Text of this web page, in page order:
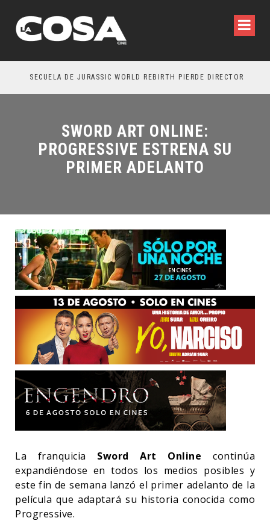
SECUELA DE JURASSIC WORLD REBIRTH PIERDE DIRECTOR
SWORD ART ONLINE:
PROGRESSIVE ESTRENA SU
PRIMER ADELANTO
La franquicia Sword Art Online continúa
expandiéndose en todos los medios posibles y
este fin de semana lanzó el primer adelanto de la
película que adaptará su historia conocida como
Progressive.